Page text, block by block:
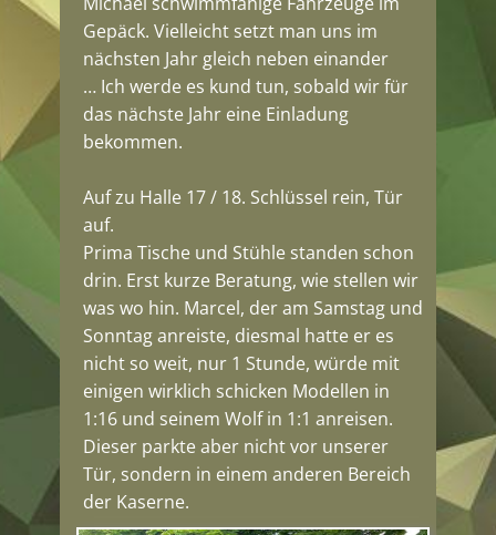
Gepäck. Vielleicht setzt man uns im
nächsten Jahr gleich neben einander
… Ich werde es kund tun, sobald wir für
das nächste Jahr eine Einladung
bekommen.
Auf zu Halle 17 / 18. Schlüssel rein, Tür
auf.
Prima Tische und Stühle standen schon
drin. Erst kurze Beratung, wie stellen wir
was wo hin. Marcel, der am Samstag und
Sonntag anreiste, diesmal hatte er es
nicht so weit, nur 1 Stunde, würde mit
einigen wirklich schicken Modellen in
1:16 und seinem Wolf in 1:1 anreisen.
Dieser parkte aber nicht vor unserer
Tür, sondern in einem anderen Bereich
der Kaserne.